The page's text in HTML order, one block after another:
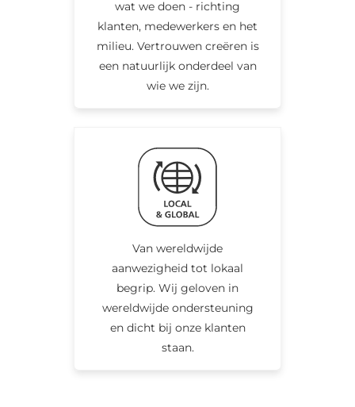
wat we doen - richting
klanten, medewerkers en het
milieu. Vertrouwen creëren is
een natuurlijk onderdeel van
wie we zijn.
Van wereldwijde
aanwezigheid tot lokaal
begrip. Wij geloven in
wereldwijde ondersteuning
en dicht bij onze klanten
staan.